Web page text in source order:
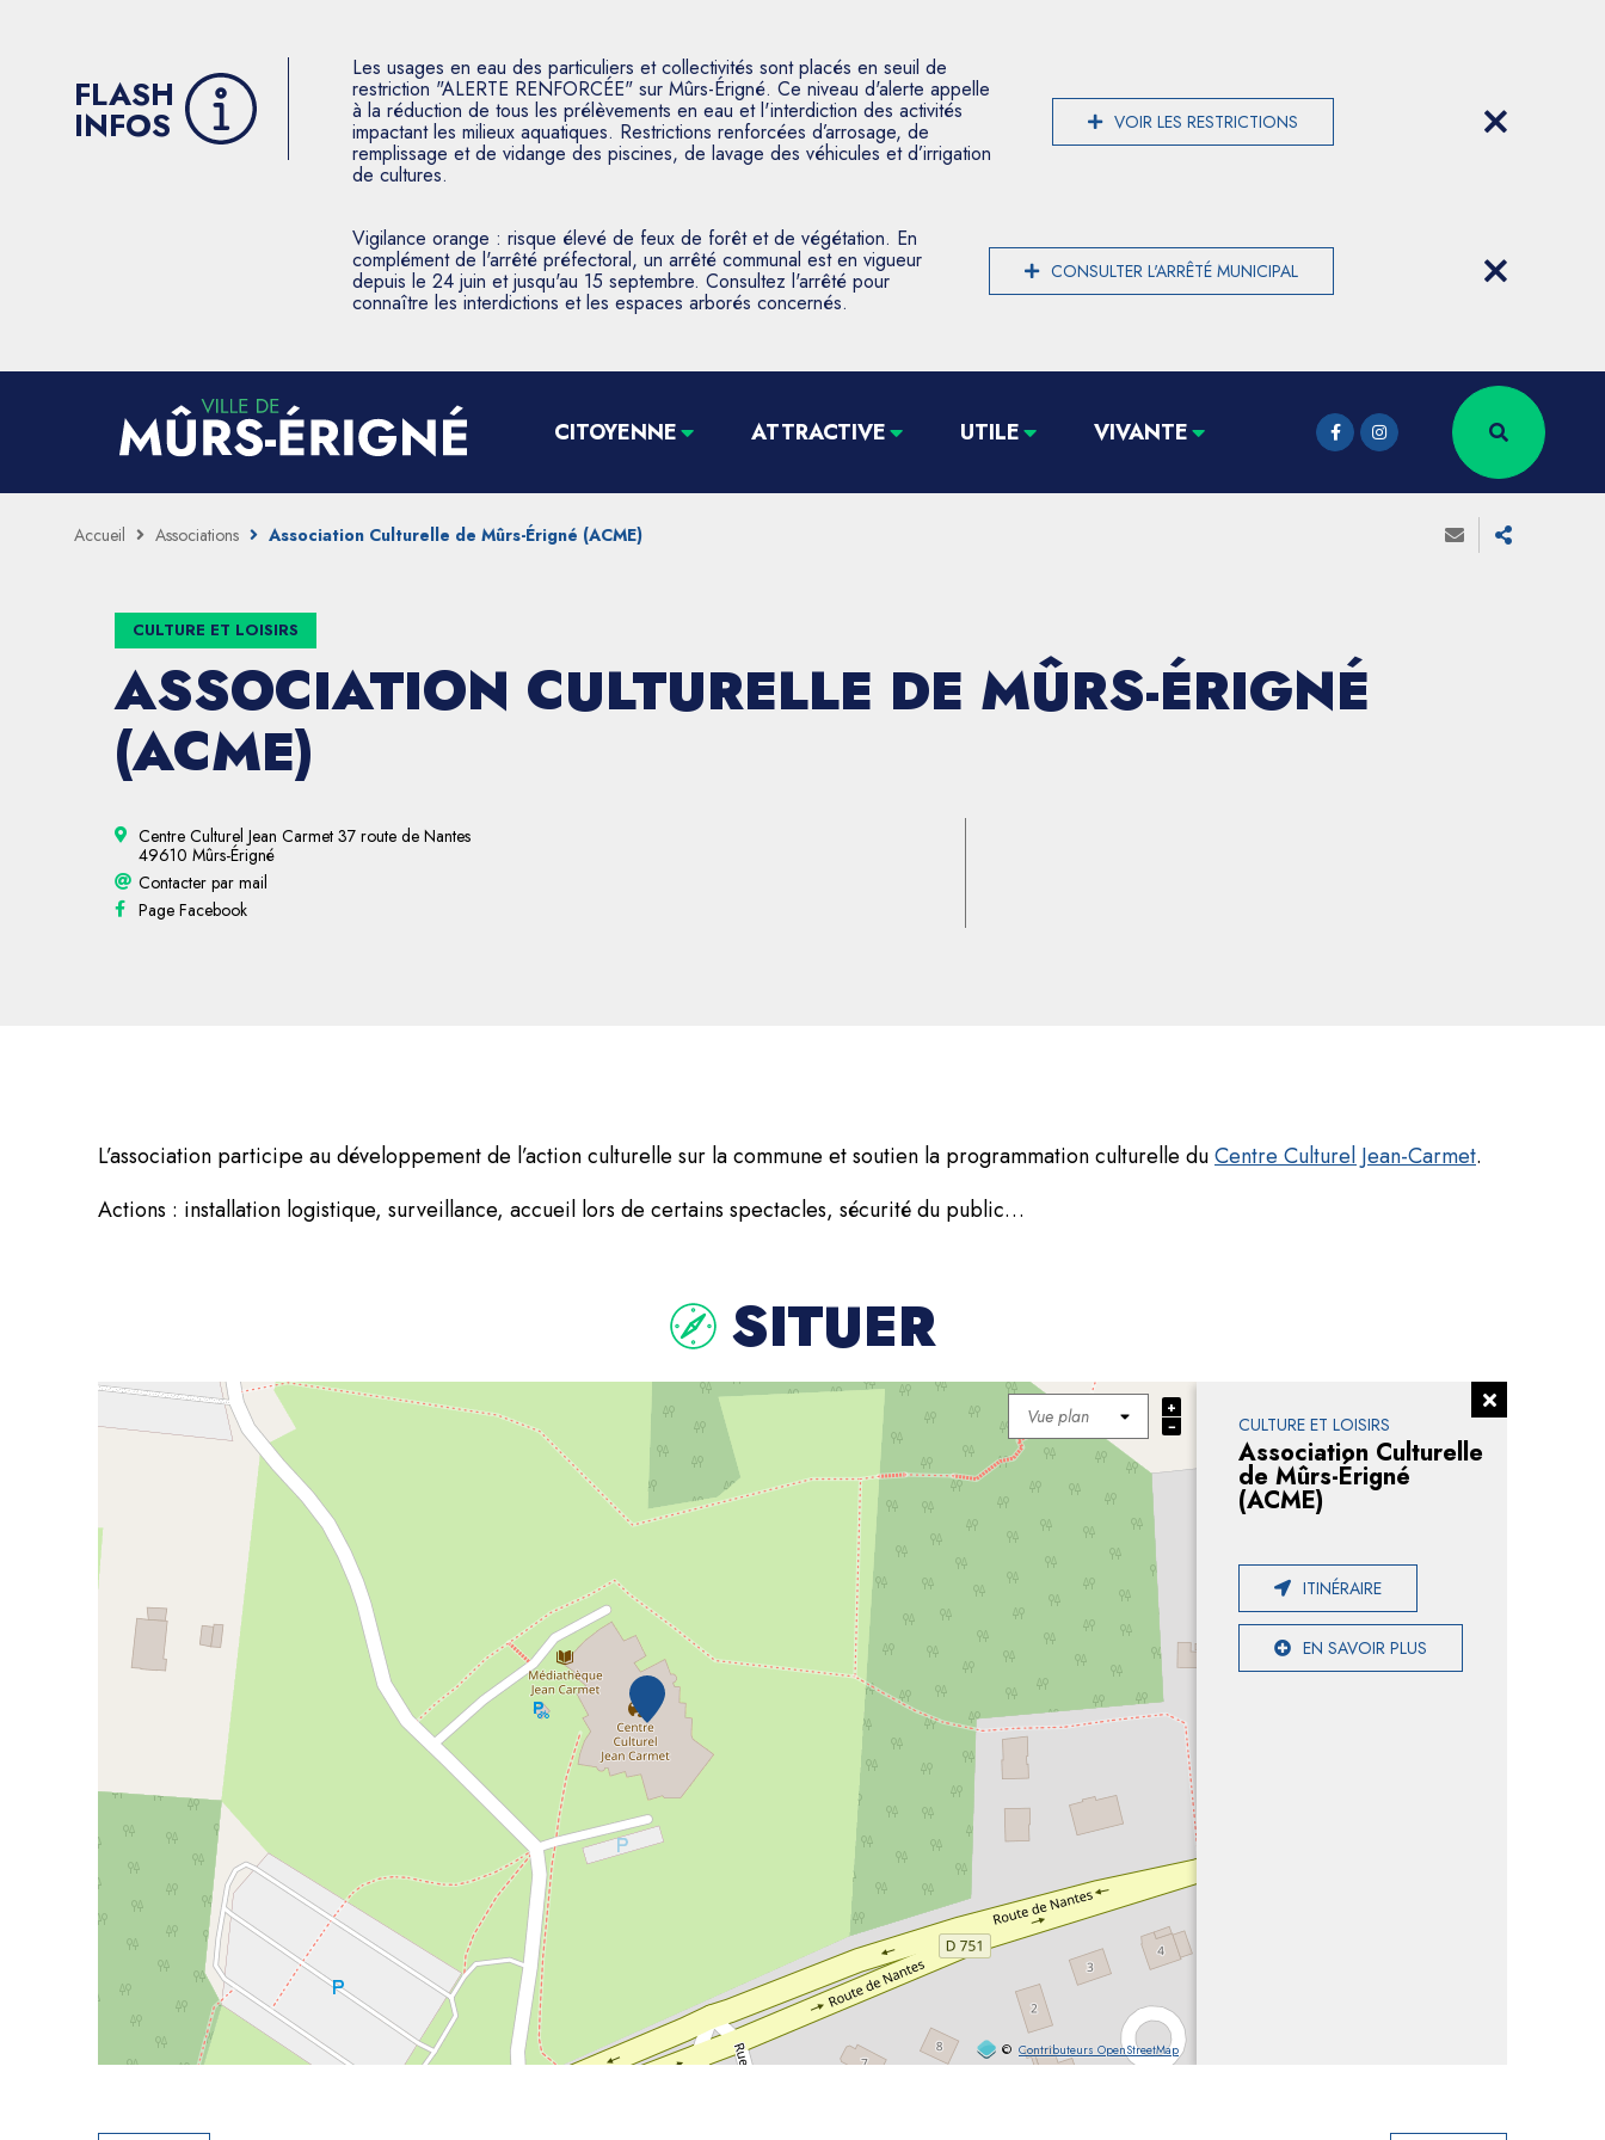
FLASH
INFOS
Les usages en eau des particuliers et collectivités sont placés en seuil de
restriction "ALERTE RENFORCÉE" sur Mûrs-Érigné. Ce niveau d'alerte appelle
à la réduction de tous les prélèvements en eau et l'interdiction des activités
impactant les milieux aquatiques. Restrictions renforcées d’arrosage, de
remplissage et de vidange des piscines, de lavage des véhicules et d’irrigation
de cultures.
VOIR LES RESTRICTIONS
Vigilance orange : risque élevé de feux de forêt et de végétation. En
complément de l'arrêté préfectoral, un arrêté communal est en vigueur
depuis le 24 juin et jusqu'au 15 septembre. Consultez l'arrêté pour
connaître les interdictions et les espaces arborés concernés.
CONSULTER L'ARRÊTÉ MUNICIPAL
CITOYENNE ATTRACTIVE UTILE VIVANTE
Accueil Associations Association Culturelle de Mûrs-Érigné (ACME)
CULTURE ET LOISIRS
ASSOCIATION CULTURELLE DE MÛRS-ÉRIGNÉ
(ACME)
Centre Culturel Jean Carmet 37 route de Nantes
49610 Mûrs-Érigné
Contacter par mail
Page Facebook
L’association participe au développement de l’action culturelle sur la commune et soutien la programmation culturelle duCentre Culturel Jean-Carmet.
Actions : installation logistique, surveillance, accueil lors de certains spectacles, sécurité du public…
SITUER
© Contributeurs OpenStreetMap
+
−
CULTURE ET LOISIRS
Association Culturelle
de Mûrs-Érigné
(ACME)
ITINÉRAIRE
EN SAVOIR PLUS